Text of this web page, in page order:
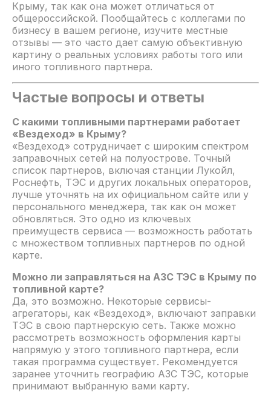
Крыму, так как она может отличаться от
общероссийской. Пообщайтесь с коллегами по
бизнесу в вашем регионе, изучите местные
отзывы — это часто дает самую объективную
картину о реальных условиях работы того или
иного топливного партнера.
Частые вопросы и ответы
С какими топливными партнерами работает
«Вездеход» в Крыму?
«Вездеход» сотрудничает с широким спектром
заправочных сетей на полуострове. Точный
список партнеров, включая станции Лукойл,
Роснефть, ТЭС и других локальных операторов,
лучше уточнять на их официальном сайте или у
персонального менеджера, так как он может
обновляться. Это одно из ключевых
преимуществ сервиса — возможность работать
с множеством топливных партнеров по одной
карте.
Можно ли заправляться на АЗС ТЭС в Крыму по
топливной карте?
Да, это возможно. Некоторые сервисы-
агрегаторы, как «Вездеход», включают заправки
ТЭС в свою партнерскую сеть. Также можно
рассмотреть возможность оформления карты
напрямую у этого топливного партнера, если
такая программа существует. Рекомендуется
заранее уточнить географию АЗС ТЭС, которые
принимают выбранную вами карту.